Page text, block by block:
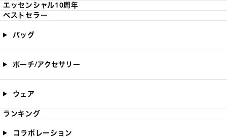
エッセンシャル10周年
ベストセラー
バッグ
ポーチ/アクセサリー
ウェア
ランキング
コラボレーション